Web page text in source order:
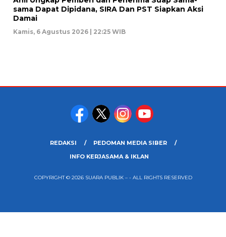
sama Dapat Dipidana, SIRA Dan PST Siapkan Aksi
Damai
Kamis, 6 Agustus 2026 | 22:25 WIB
REDAKSI
PEDOMAN MEDIA SIBER
INFO KERJASAMA & IKLAN
COPYRIGHT © 2026 SUARA PUBLIK – - ALL RIGHTS RESERVED